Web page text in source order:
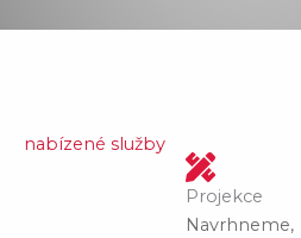
nabízené služby
Projekce
Navrhneme,